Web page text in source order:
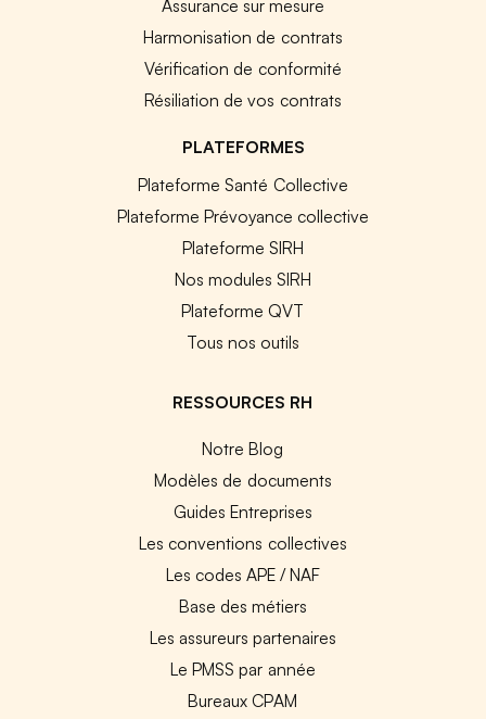
Assurance sur mesure
Harmonisation de contrats
Vérification de conformité
Résiliation de vos contrats
PLATEFORMES
Plateforme Santé Collective
Plateforme Prévoyance collective
Plateforme SIRH
Nos modules SIRH
Plateforme QVT
Tous nos outils
RESSOURCES RH
Notre Blog
Modèles de documents
Guides Entreprises
Les conventions collectives
Les codes APE / NAF
Base des métiers
Les assureurs partenaires
Le PMSS par année
Bureaux CPAM